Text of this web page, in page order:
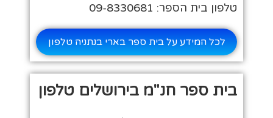
טלפון בית הספר: 09-8330681
לכל המידע על בית ספר בארי בנתניה טלפון
בית ספר חנ"מ בירושלים טלפון